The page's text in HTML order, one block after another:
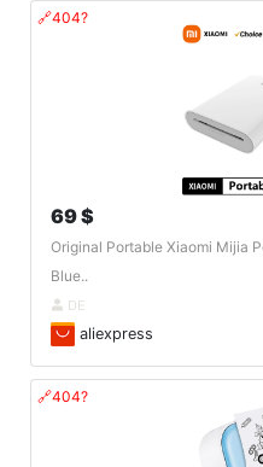
🔗404?
69 $
Original Portable Xiaomi Mijia
Blue..
DE
aliexpress
🔗404?